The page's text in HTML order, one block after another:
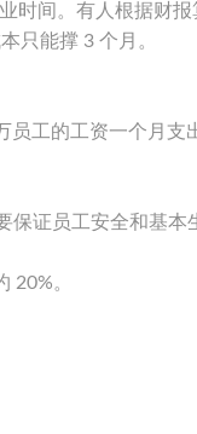
时间。有人根据财报
只能撑 3 个月。
员工的工资一个月支
保证员工安全和基本
20%。